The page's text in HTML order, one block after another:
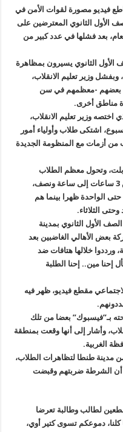
فيديو مصورة لقوات الأمن في
الأول الثانوي المعترضين على
بعد فشلها في عدد كبير من
الثانوي يسيرون بمظاهرة
وزير تعليم الانقلاب،
بعضهم -معظمهم في سن
.
اختصه وزير تعليم الانقلاب،
اشتكى طلاب وأولياء أمور
أزمات مع المنظومة الجديدة
وتحول معظم الطلاب
للامتحان الورقي، وتقليص مدة الامتحان من 3 ساعات إلى ساعة ونصف،
الواحدة ظهرا بينما هم
الثلاثاء.
الأول الثانوي بمدينة
بعض الأهالي الغاضبين بعد
ورددوا خلالها هتافات ضد
إحنا مين.. إحنا الطلبة
مقطع فيديو، ظهر فيه
.
بـ”فيسبوك” بعضا من تلك
وأشار إلى أنها وقعت بمنطقة
الغربية.
مدينة طنطا لتظاهرات الطلاب،
أن الشرطة ضربتهم وقبضت
لطالب وطالبة تعرضا
دموعكم تسوى كتير أوي،